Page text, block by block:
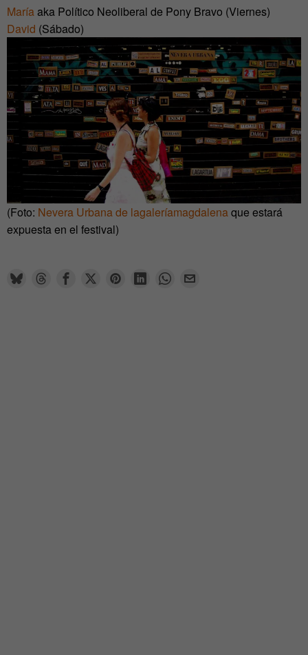
Maríaaka Político Neoliberal de Pony Bravo (Viernes)
David (Sábado)
(Foto: Nevera Urbana de lagaleríamagdalena que estará
expuesta en el festival)